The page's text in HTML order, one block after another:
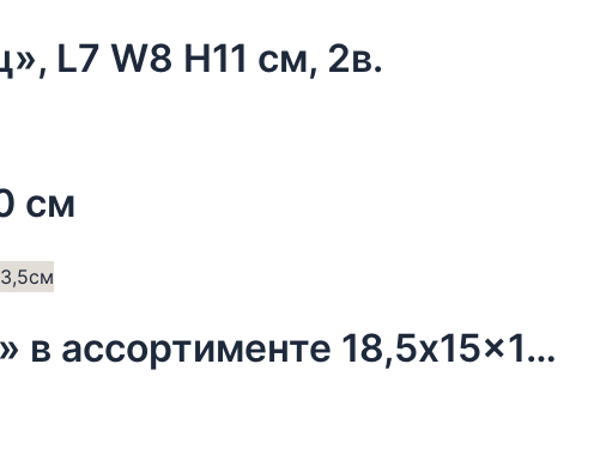
L7 W8 H11 см, 2в.
см
Ящик декоративный «Монти» в ассортименте 18,5x15x13,5см